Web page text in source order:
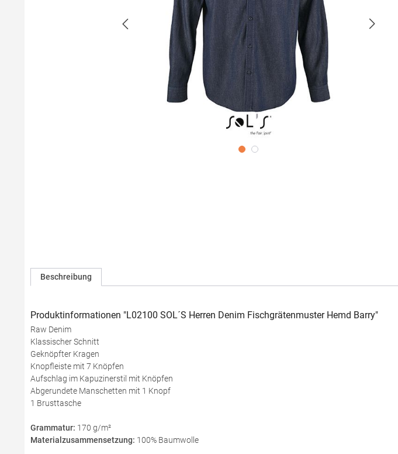
Beschreibung
Produktinformationen "L02100 SOL´S Herren Denim Fischgrätenmuster Hemd Barry"
Raw Denim
Klassischer Schnitt
Geknöpfter Kragen
Knopfleiste mit 7 Knöpfen
Aufschlag im Kapuzinerstil mit Knöpfen
Abgerundete Manschetten mit 1 Knopf
1 Brusttasche
Grammatur: 170 g/m²
Materialzusammensetzung: 100% Baumwolle